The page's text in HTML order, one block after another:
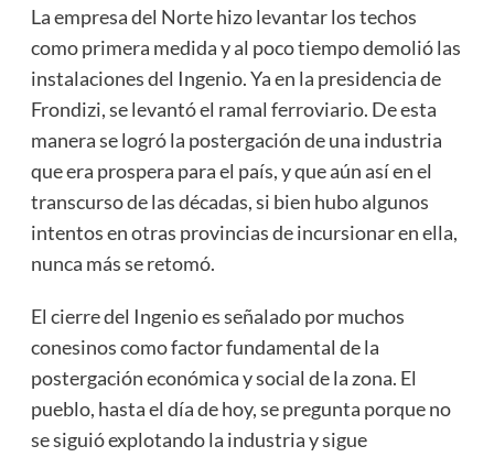
La empresa del Norte hizo levantar los techos
como primera medida y al poco tiempo demolió las
instalaciones del Ingenio. Ya en la presidencia de
Frondizi, se levantó el ramal ferroviario. De esta
manera se logró la postergación de una industria
que era prospera para el país, y que aún así en el
transcurso de las décadas, si bien hubo algunos
intentos en otras provincias de incursionar en ella,
nunca más se retomó.
El cierre del Ingenio es señalado por muchos
conesinos como factor fundamental de la
postergación económica y social de la zona. El
pueblo, hasta el día de hoy, se pregunta porque no
se siguió explotando la industria y sigue